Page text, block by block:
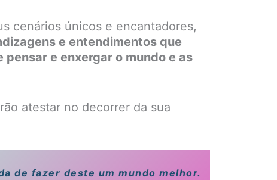
cenários únicos e encantadores,
e entendimentos que
e enxergar o mundo e as
atestar no decorrer da sua
de fazer deste um mundo melhor.